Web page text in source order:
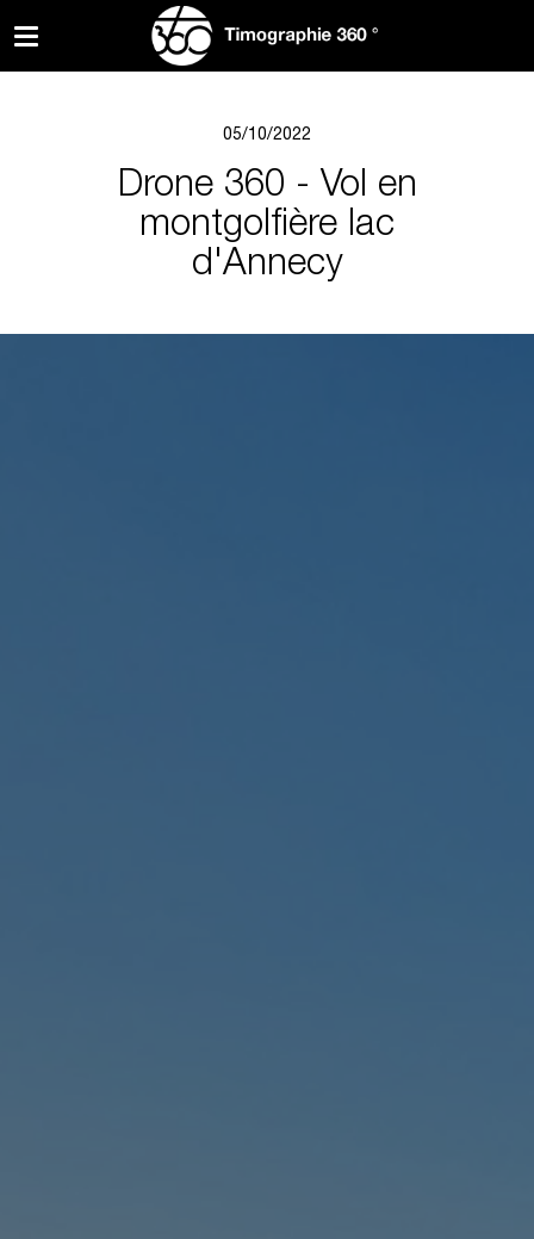
05/10/2022
Drone 360 - Vol en
montgolfière lac
d'Annecy